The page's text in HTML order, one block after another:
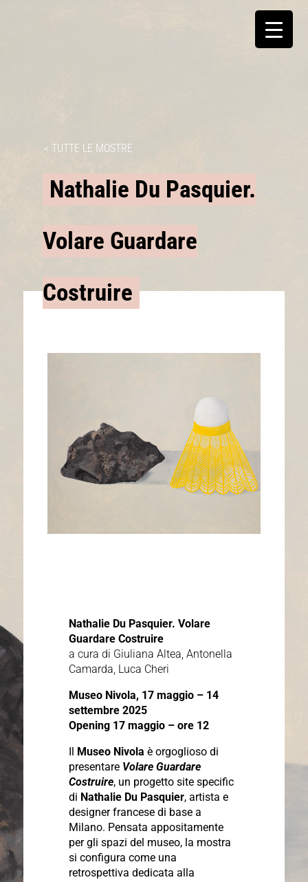
< TUTTE LE MOSTRE
Nathalie Du Pasquier.
Volare Guardare
Costruire
Nathalie Du Pasquier. Volare
Guardare Costruire
a cura di Giuliana Altea, Antonella
Camarda, Luca Cheri
Museo Nivola, 17 maggio – 14
settembre 2025
Opening 17 maggio – ore 12
Il Museo Nivola è orgoglioso di
presentare Volare Guardare
Costruire, un progetto site specific
di Nathalie Du Pasquier, artista e
designer francese di base a
Milano. Pensata appositamente
per gli spazi del museo, la mostra
si configura come una
retrospettiva dedicata alla